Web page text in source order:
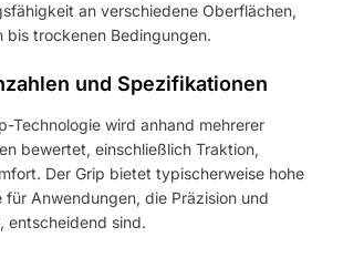
an verschiedene Oberflächen,
bis trockenen Bedingungen.
und Spezifikationen
Technologie wird anhand mehrerer
bewertet, einschließlich Traktion,
Der Grip bietet typischerweise hohe
Anwendungen, die Präzision und
entscheidend sind.